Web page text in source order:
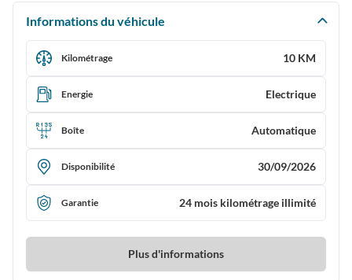
Informations du véhicule
Kilométrage 10 KM
Energie Electrique
Boîte Automatique
Disponibilité 30/09/2026
Garantie 24 mois kilométrage illimité
Plus d'informations